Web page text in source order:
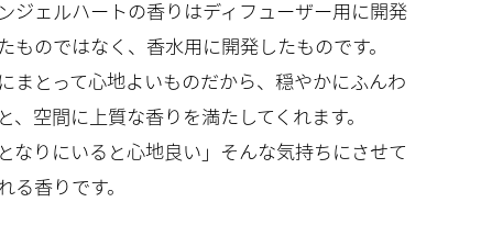
ジェルハートの香りはディフューザー用に開発
ものではなく、香水用に開発したものです。
まとって心地よいものだから、穏やかにふんわ
、空間に上質な香りを満たしてくれます。
となりにいると心地良い」そんな気持ちにさせて
る香りです。